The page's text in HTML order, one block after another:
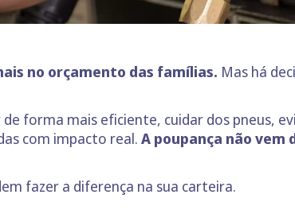
no orçamento das famílias. Mas há
forma mais eficiente, cuidar dos pneus,
com impacto real. A poupança não vem
fazer a diferença na sua carteira.